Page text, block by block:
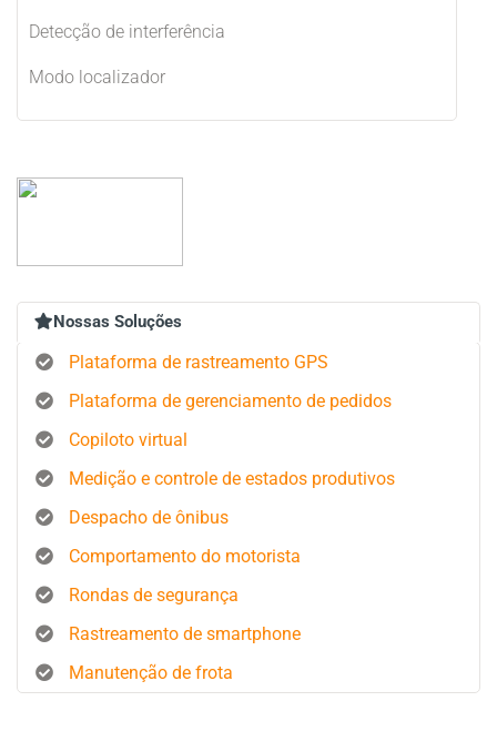
Detecção de interferência
Modo localizador
Nossas Soluções
Plataforma de rastreamento GPS
Plataforma de gerenciamento de pedidos
Copiloto virtual
Medição e controle de estados produtivos
Despacho de ônibus
Comportamento do motorista
Rondas de segurança
Rastreamento de smartphone
Manutenção de frota